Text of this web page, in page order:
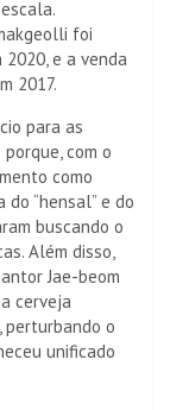
foi
e a venda
2017.
para as
com o
como
“hensal” e do
buscando o
Além disso,
Jae-beom
cerveja
perturbando o
unificado